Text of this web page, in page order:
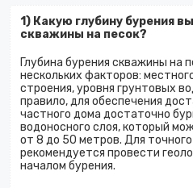
1) Какую глубину бурения
скважины на песок?
Глубина бурения скважины на
нескольких факторов:
строения, уровня грунтовых
правило, для обеспечения
частного дома достаточно
водоносного слоя, который
от 8 до 50 метров. Для
рекомендуется провести
началом бурения.